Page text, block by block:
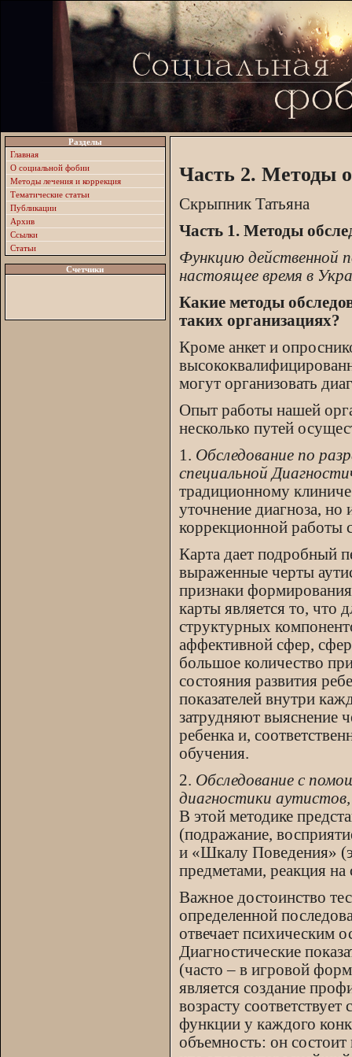
Разделы
Главная
О социальной фобии
Методы лечения и коррекция
Тематические статьи
Публикации
Архив
Ссылки
Статьи
Счетчики
Часть 2. Методы
Скрыпник Татьяна
Часть 1. Методы
Функцию действенной
настоящее время в
Какие методы
таких организациях?
Кроме анкет и
могут организовать
Опыт работы нашей
несколько путей
1. Обследование по
специальной
традиционному
уточнение диагноза,
коррекционной работы
Карта дает подробный
выраженные черты
признаки
карты является то, что
структурных
аффективной сфер,
большое количество
состояния развития
показателей внутри
затрудняют выяснение
ребенка и,
обучения.
2. Обследование с
диагностики
В этой методике
(подражание,
и «Шкалу Поведения»
предметами, реакция
Важное достоинство
определенной
отвечает психическим
Диагностические
(часто – в игровой
является создание
возрасту
функции у каждого
объемность: он состоит